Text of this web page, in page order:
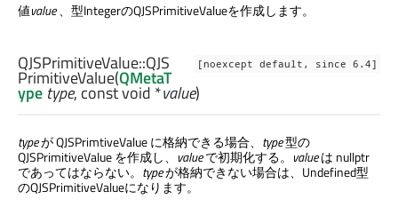
値value、型IntegerのQJSPrimitiveValueを作成します。
[noexcept default, since 6.4]
QJSPrimitiveValue::QJS
PrimitiveValue(QMetaT
ype type, constvoid*value)
typeが QJSPrimtiveValue に格納できる場合、 type型の
QJSPrimitiveValue を作成し、 valueで初期化する。 valueは nullptr
であってはならない。 typeが格納できない場合は、Undefined型
のQJSPrimitiveValueになります。